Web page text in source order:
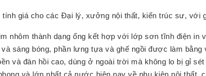
giá cho các Đại lý, xưởng nội thất, kiến trúc sư, với
nhôm thành dạng ống kết hợp với lớp sơn tĩnh điện in
sáng bóng, phần lưng tựa và ghế ngồi được làm
và đàn hồi cao, dùng ở ngoài trời mà không lo bị gỉ